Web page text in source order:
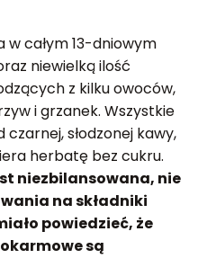
całym 13-dniowym
niewielką ilość
z kilku owoców,
i grzanek. Wszystkie
słodzonej kawy,
herbatę bez cukru.
niezbilansowana, nie
na składniki
powiedzieć, że
są